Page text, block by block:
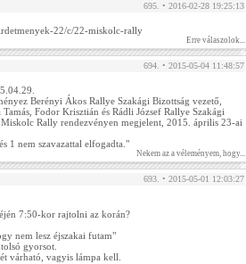
695. • 2016-02-28 19:25:13
22/c/22-miskolc-rally
Erre válaszolok...
694. • 2015-05-04 11:48:57
Berényi Ákos Rallye Szakági Bizottság vezető,
Fodor Krisztián és Rádli József Rallye Szakági
Rally rendezvényen megjelent, 2015. április 23-ai
1 nem szavazattal elfogadta."
Nekem az a véleményem, hogy...
693. • 2015-05-01 12:03:27
7:50-kor rajtolni az korán?
nem lesz éjszakai futam"
gyorsot.
várható, vagyis lámpa kell.